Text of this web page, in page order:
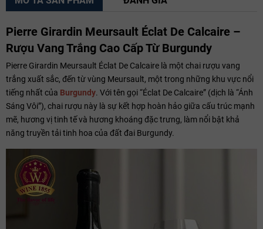
Pierre Girardin Meursault Éclat De Calcaire –
Rượu Vang Trắng Cao Cấp Từ Burgundy
Pierre Girardin Meursault Éclat De Calcaire là một chai rượu vang
trắng xuất sắc, đến từ vùng Meursault, một trong những khu vực nổi
tiếng nhất của Burgundy. Với tên gọi “Éclat De Calcaire” (dịch là “Ánh
Sáng Vôi”), chai rượu này là sự kết hợp hoàn hảo giữa cấu trúc mạnh
mẽ, hương vị tinh tế và hương khoáng đặc trưng, làm nổi bật khả
năng truyền tải tinh hoa của đất đai Burgundy.